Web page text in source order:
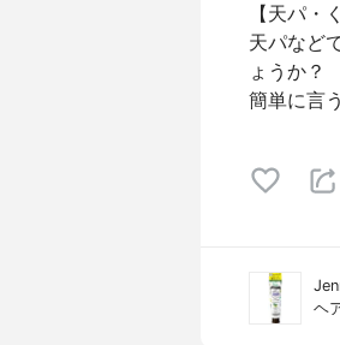
【天パ・
天パなど
ょうか？
簡単に言
ヘ